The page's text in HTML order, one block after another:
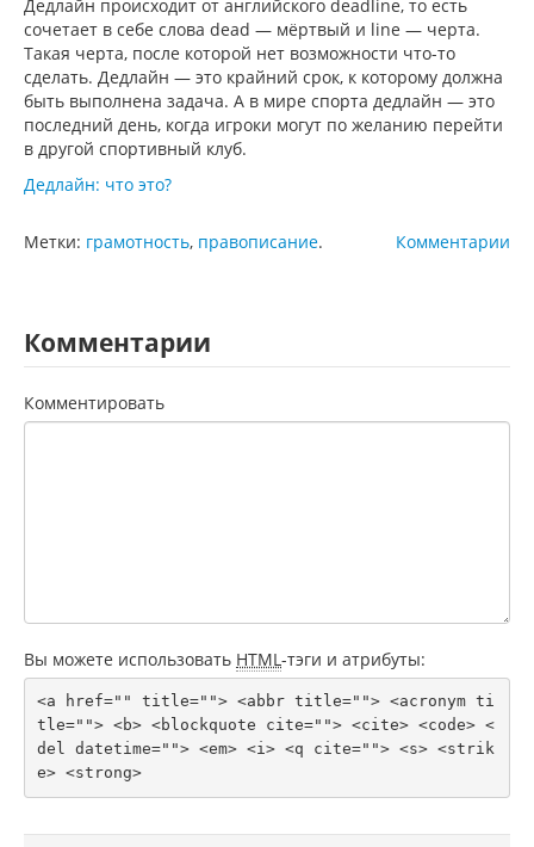
Дедлайн происходит от английского deadline, то есть
сочетает в себе слова dead — мёртвый и line — черта.
Такая черта, после которой нет возможности что-то
сделать. Дедлайн — это крайний срок, к которому должна
быть выполнена задача. А в мире спорта дедлайн — это
последний день, когда игроки могут по желанию перейти
в другой спортивный клуб.
Дедлайн: что это?
Комментарии
Метки: грамотность, правописание.
Комментарии
Комментировать
Вы можете использовать HTML -тэги и атрибуты:
<a href="" title=""> <abbr title=""> <acronym ti
tle=""> <b> <blockquote cite=""> <cite> <code> <
del datetime=""> <em> <i> <q cite=""> <s> <strik
e> <strong>